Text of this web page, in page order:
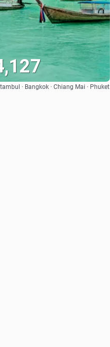
· Bangkok · Chiang Mai · Phuket